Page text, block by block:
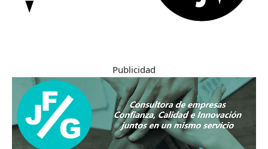
Publicidad